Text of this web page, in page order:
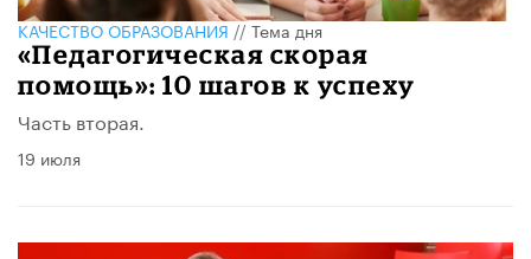
КАЧЕСТВО ОБРАЗОВАНИЯ//Тема дня
«Педагогическая скорая
помощь»: 10 шагов к успеху
Часть вторая.
19 июля